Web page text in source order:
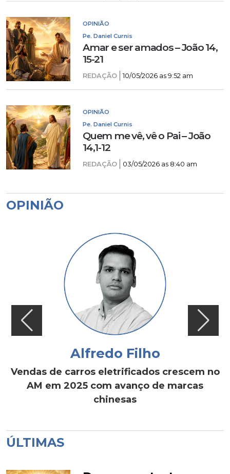
OPINIÃO
Pe. Daniel Curnis
Amar e ser amados – João 14,
15-21
REDAÇÃO 10/05/2026 as 9:52 am
OPINIÃO
Pe. Daniel Curnis
Quem me vê, vê o Pai – João
14,1-12
REDAÇÃO 03/05/2026 as 8:40 am
OPINIÃO
Alfredo Filho
Vendas de carros eletrificados crescem no
AM em 2025 com avanço de marcas
chinesas
ÚLTIMAS